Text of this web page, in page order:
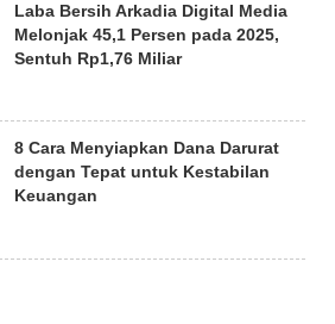
Laba Bersih Arkadia Digital Media
Melonjak 45,1 Persen pada 2025,
Sentuh Rp1,76 Miliar
8 Cara Menyiapkan Dana Darurat
dengan Tepat untuk Kestabilan
Keuangan